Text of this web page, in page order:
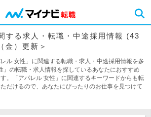
する求人・転職・中途採用情報 (43
金）更新＞
ル 女性」に関連する転職・求人・中途採用情報を多
」の転職・求人情報を探しているあなたにおすすめ
。「アパレル 女性」に関連するキーワードからも転
だけるので、あなたにぴったりのお仕事を見つけて